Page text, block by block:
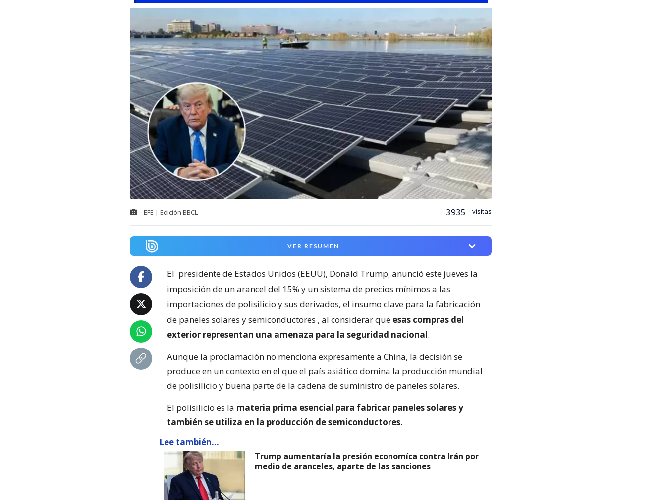
EFE | Edición BBCL 3935 visitas
VER RESUMEN
El presidente de Estados Unidos (EEUU), Donald Trump, anunció este jueves la
imposición de un arancel del 15% y un sistema de precios mínimos a las
importaciones de polisilicio y sus derivados, el insumo clave para la fabricación
de paneles solares y semiconductores , al considerar que esas compras del
exterior representan una amenaza para la seguridad nacional.
Aunque la proclamación no menciona expresamente a China, la decisión se
produce en un contexto en el que el país asiático domina la producción mundial
de polisilicio y buena parte de la cadena de suministro de paneles solares.
El polisilicio es la materia prima esencial para fabricar paneles solares y
también se utiliza en la producción de semiconductores.
Lee también...
Trump aumentaría la presión economíca contra Irán por
medio de aranceles, aparte de las sanciones